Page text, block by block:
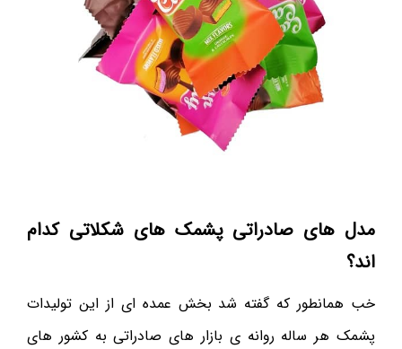
مدل های صادراتی پشمک های شکلاتی کدام
اند؟
خب همانطور که گفته شد بخش عمده ای از این تولیدات
پشمک هر ساله روانه ی بازار های صادراتی به کشور های